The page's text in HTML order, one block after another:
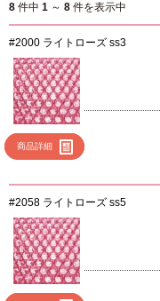
8 件中 1 ～ 8 件を表示中
#2000 ライトローズ ss3
商品詳細
#2058 ライトローズ ss5